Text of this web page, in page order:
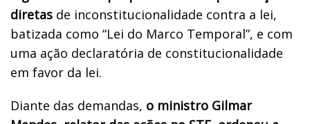
diretas de inconstitucionalidade contra a lei,
batizada como “Lei do Marco Temporal”, e com
uma ação declaratória de constitucionalidade
em favor da lei.
Diante das demandas, o ministro Gilmar